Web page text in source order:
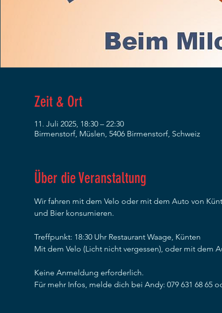
Zeit & Ort
11. Juli 2025, 18:30 – 22:30
Birmenstorf, Müslen, 5406 Birmenstorf, Schweiz
Über die Veranstaltung
Wir fahren mit dem Velo oder mit dem Auto von
und Bier konsumieren.
Treffpunkt: 18:30 Uhr Restaurant Waage, Künten
Mit dem Velo (Licht nicht vergessen), oder mit dem
Keine Anmeldung erforderlich.
Für mehr Infos, melde dich bei Andy: 079 631 68 65